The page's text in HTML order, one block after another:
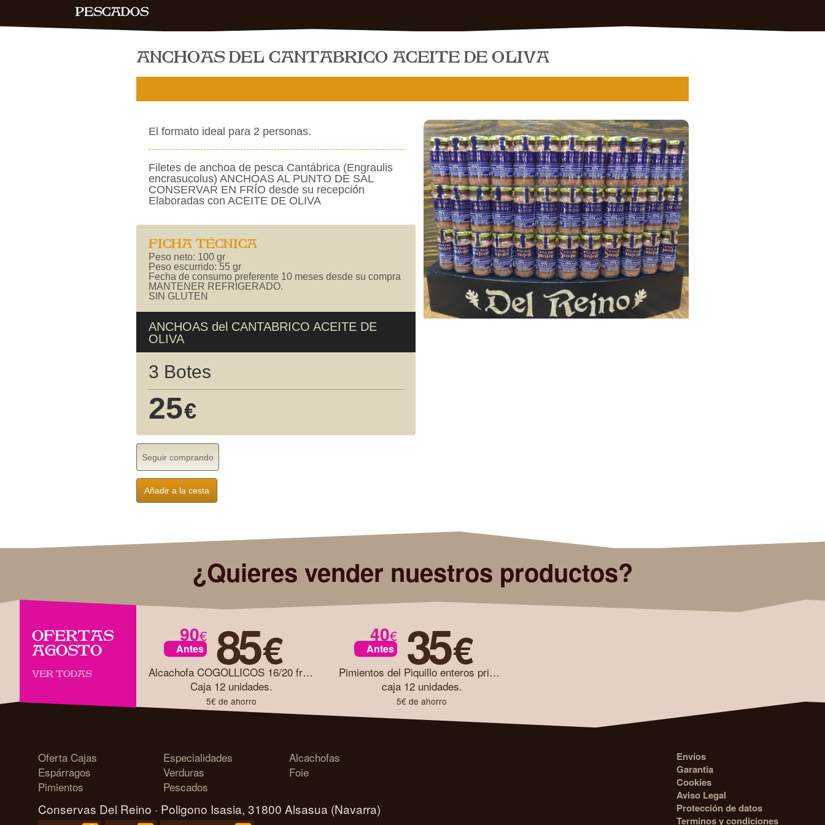
PESCADOS
ANCHOAS DEL CANTABRICO ACEITE DE OLIVA
El formato ideal para 2 personas.
Filetes de anchoa de pesca Cantábrica (Engraulis
encrasucolus) ANCHOAS AL PUNTO DE SAL
CONSERVAR EN FRÍO desde su recepción
Elaboradas con ACEITE DE OLIVA
FICHA TÉCNICA
Peso neto: 100 gr
Peso escurrido: 55 gr
Fecha de consumo preferente 10 meses desde su compra
MANTENER REFRIGERADO.
SIN GLUTEN
ANCHOAS del CANTABRICO ACEITE DE
OLIVA
3 Botes
25€
Seguir comprando
Añadir a la cesta
¿Quieres vender nuestros productos?
OFERTAS
AGOSTO
VER TODAS
90€
Antes 85€
Alcachofa COGOLLICOS 16/20 frutos caja 12 unidades
Caja 12 unidades.
5€ de ahorro
40€
Antes 35€
Pimientos del Piquillo enteros primera caja 12 unidades
caja 12 unidades.
5€ de ahorro
Oferta Cajas
Espárragos
Pimientos
Especialidades
Verduras
Pescados
Alcachofas
Foie
Envíos
Garantia
Cookies
Aviso Legal
Protección de datos
Terminos y condiciones
Conservas Del Reino · Poligono Isasia, 31800 Alsasua (Navarra)